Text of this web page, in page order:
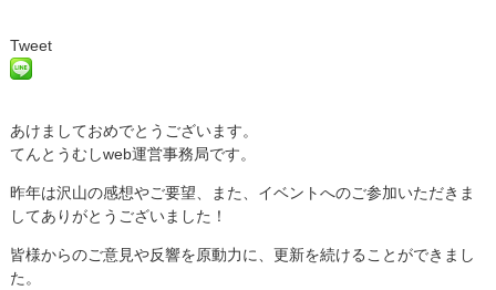
Tweet
あけましておめでとうございます。
てんとうむしweb運営事務局です。
昨年は沢山の感想やご要望、また、イベントへのご参加いただきま
してありがとうございました！
皆様からのご意見や反響を原動力に、更新を続けることができまし
た。